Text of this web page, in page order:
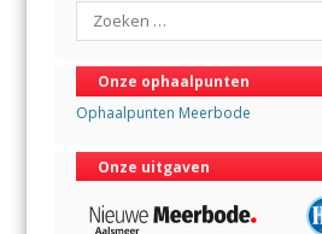
Search
Onze ophaalpunten
Ophaalpunten Meerbode
Onze uitgaven